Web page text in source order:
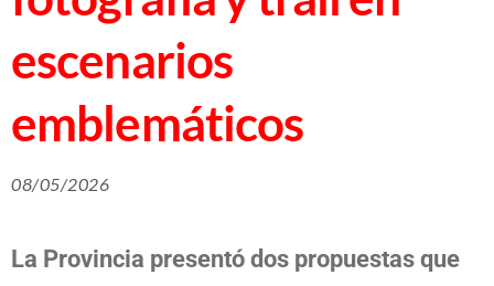
escenarios
emblemáticos
08/05/2026
La Provincia presentó dos propuestas que